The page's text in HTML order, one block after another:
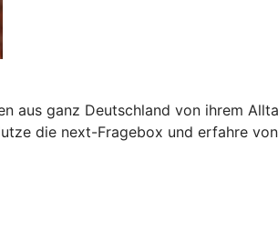
aus ganz Deutschland von ihrem
die next-Fragebox und erfahre